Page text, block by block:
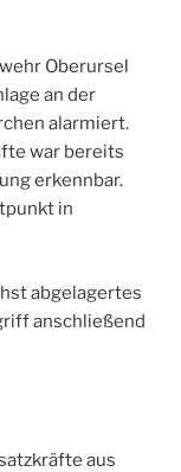
Oberursel
an der
alarmiert.
war bereits
erkennbar.
in
abgelagertes
anschließend
aus